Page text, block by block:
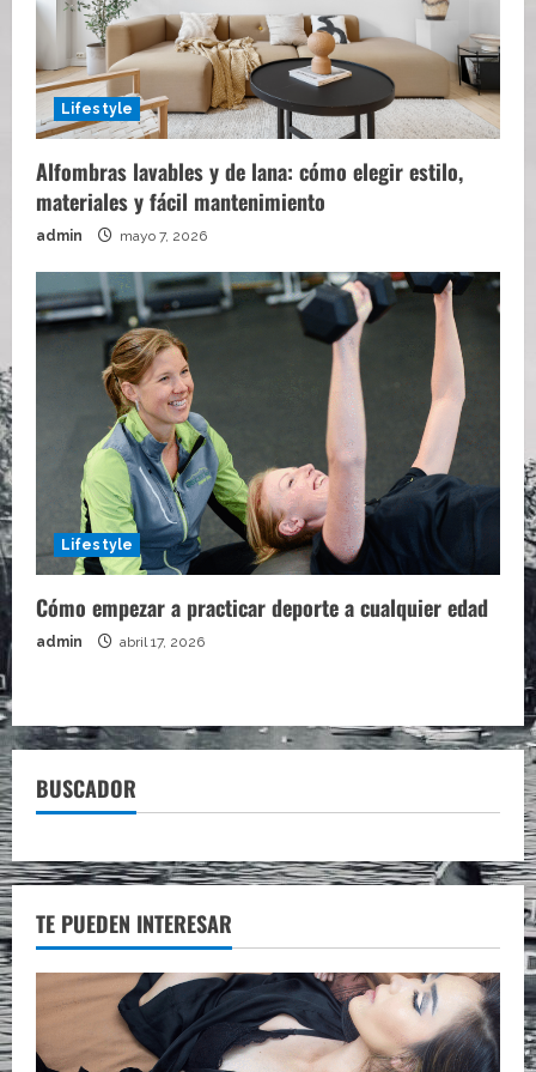
Lifestyle
Alfombras lavables y de lana: cómo elegir estilo,
materiales y fácil mantenimiento
admin mayo 7, 2026
Lifestyle
Cómo empezar a practicar deporte a cualquier edad
admin abril 17, 2026
BUSCADOR
TE PUEDEN INTERESAR